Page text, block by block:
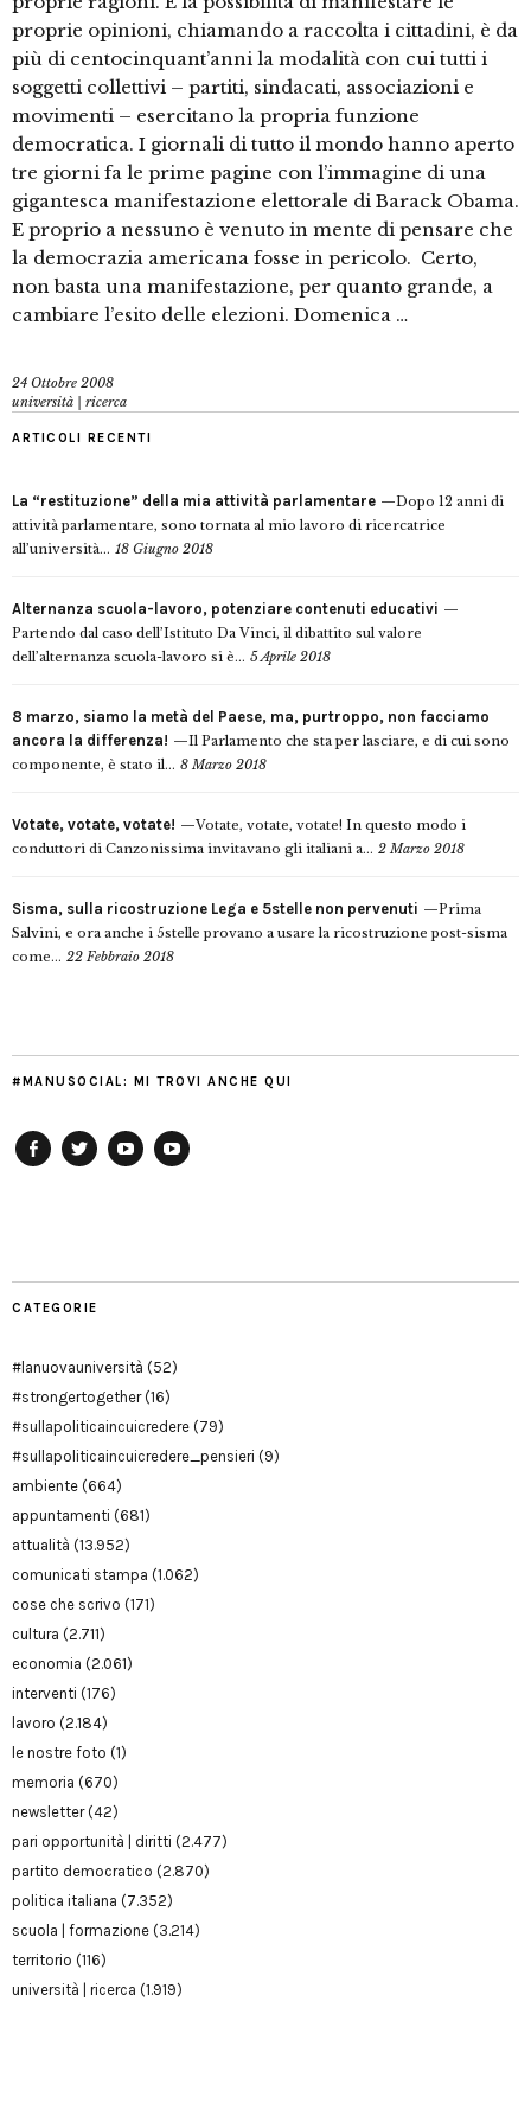
proprie opinioni, chiamando a raccolta i cittadini, è da
più di centocinquant’anni la modalità con cui tutti i
soggetti collettivi – partiti, sindacati, associazioni e
movimenti – esercitano la propria funzione
democratica. I giornali di tutto il mondo hanno aperto
tre giorni fa le prime pagine con l’immagine di una
gigantesca manifestazione elettorale di Barack Obama.
E proprio a nessuno è venuto in mente di pensare che
la democrazia americana fosse in pericolo. Certo,
non basta una manifestazione, per quanto grande, a
cambiare l’esito delle elezioni. Domenica …
24 Ottobre 2008
università | ricerca
ARTICOLI RECENTI
La “restituzione” della mia attività parlamentare
Dopo 12 anni di
attività parlamentare, sono tornata al mio lavoro di ricercatrice
all’università... 18 Giugno 2018
Alternanza scuola-lavoro, potenziare contenuti educativi
Partendo dal caso dell’Istituto Da Vinci, il dibattito sul valore
dell’alternanza scuola-lavoro si è... 5 Aprile 2018
8 marzo, siamo la metà del Paese, ma, purtroppo, non facciamo
ancora la differenza!
Il Parlamento che sta per lasciare, e di cui sono
componente, è stato il... 8 Marzo 2018
Votate, votate, votate!
Votate, votate, votate! In questo modo i
conduttori di Canzonissima invitavano gli italiani a... 2 Marzo 2018
Sisma, sulla ricostruzione Lega e 5stelle non pervenuti
Prima
Salvini, e ora anche i 5stelle provano a usare la ricostruzione post-sisma
come... 22 Febbraio 2018
#MANUSOCIAL: MI TROVI ANCHE QUI
CATEGORIE
#lanuovauniversità (52)
#strongertogether(16)
#sullapoliticaincuicredere (79)
#sullapoliticaincuicredere_pensieri (9)
ambiente (664)
appuntamenti (681)
attualità (13.952)
comunicati stampa (1.062)
cose che scrivo (171)
cultura (2.711)
economia (2.061)
interventi (176)
lavoro (2.184)
le nostre foto (1)
memoria (670)
newsletter(42)
pari opportunità | diritti (2.477)
partito democratico (2.870)
politica italiana (7.352)
scuola | formazione (3.214)
territorio (116)
università | ricerca (1.919)